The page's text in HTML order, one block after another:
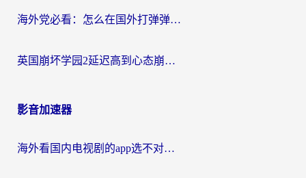
海外党必看：怎么在国外打弹弹堂不卡？番茄加速器亲测指南
英国崩坏学园2延迟高到心态崩？海外党国服游戏加速终极指南
影音加速器
海外看国内电视剧的app选不对？这份回国加速器避坑指南帮你流畅追剧